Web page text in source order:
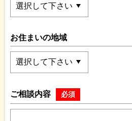
お住まいの地域
ご相談内容 必須